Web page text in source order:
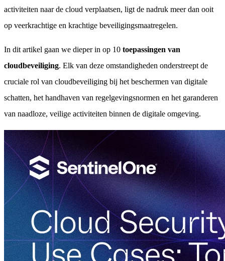
activiteiten naar de cloud verplaatsen, ligt de nadruk meer dan ooit
op veerkrachtige en krachtige beveiligingsmaatregelen.
In dit artikel gaan we dieper in op 10 toepassingen van
cloudbeveiliging. Elk van deze omstandigheden onderstreept de
cruciale rol van cloudbeveiliging bij het beschermen van digitale
schatten, het handhaven van regelgevingsnormen en het garanderen
van naadloze, veilige activiteiten binnen de digitale omgeving.